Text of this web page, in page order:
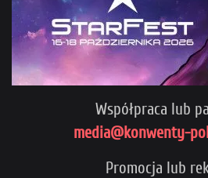
Współpraca lub
media@konwenty-
Promocja lub